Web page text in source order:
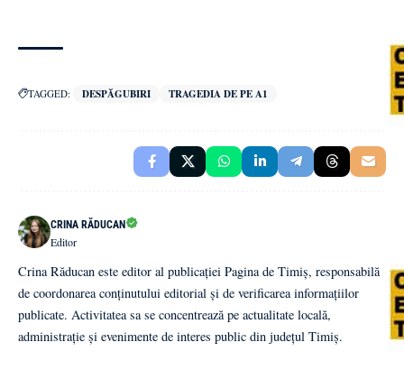
TAGGED: DESPĂGUBIRI TRAGEDIA DE PE A1
CRINA RĂDUCAN
Editor
Crina Răducan este editor al publicației Pagina de Timiș, responsabilă
de coordonarea conținutului editorial și de verificarea informațiilor
publicate. Activitatea sa se concentrează pe actualitate locală,
administrație și evenimente de interes public din județul Timiș.